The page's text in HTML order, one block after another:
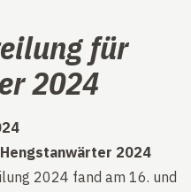
für
2024
2024
2024 fand am 16. und